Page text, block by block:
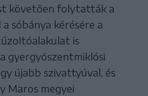
követően folytatták a
sóbánya kérésére a
is
gyergyószentmiklósi
újabb szivattyúval, és
Maros megyei